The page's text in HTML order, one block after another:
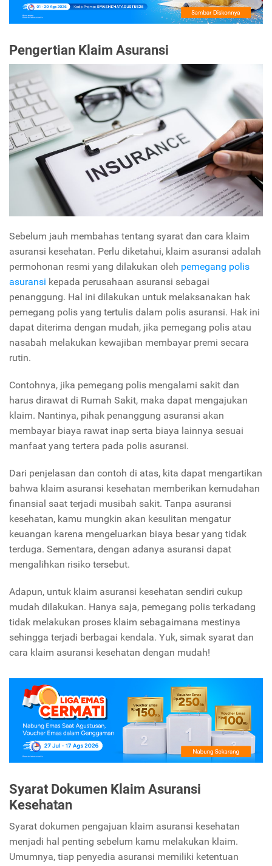
Pengertian Klaim Asuransi
Sebelum jauh membahas tentang syarat dan cara klaim
asuransi kesehatan. Perlu diketahui, klaim asuransi adalah
permohonan resmi yang dilakukan oleh pemegang polis
asuransi kepada perusahaan asuransi sebagai
penanggung. Hal ini dilakukan untuk melaksanakan hak
pemegang polis yang tertulis dalam polis asuransi. Hak ini
dapat diterima dengan mudah, jika pemegang polis atau
nasabah melakukan kewajiban membayar premi secara
rutin.
Contohnya, jika pemegang polis mengalami sakit dan
harus dirawat di Rumah Sakit, maka dapat mengajukan
klaim. Nantinya, pihak penanggung asuransi akan
membayar biaya rawat inap serta biaya lainnya sesuai
manfaat yang tertera pada polis asuransi.
Dari penjelasan dan contoh di atas, kita dapat mengartikan
bahwa klaim asuransi kesehatan memberikan kemudahan
finansial saat terjadi musibah sakit. Tanpa asuransi
kesehatan, kamu mungkin akan kesulitan mengatur
keuangan karena mengeluarkan biaya besar yang tidak
terduga. Sementara, dengan adanya asuransi dapat
mengalihkan risiko tersebut.
Adapun, untuk klaim asuransi kesehatan sendiri cukup
mudah dilakukan. Hanya saja, pemegang polis terkadang
tidak melakukan proses klaim sebagaimana mestinya
sehingga terjadi berbagai kendala. Yuk, simak syarat dan
cara klaim asuransi kesehatan dengan mudah!
Syarat Dokumen Klaim Asuransi
Kesehatan
Syarat dokumen pengajuan klaim asuransi kesehatan
menjadi hal penting sebelum kamu melakukan klaim.
Umumnya, tiap penyedia asuransi memiliki ketentuan